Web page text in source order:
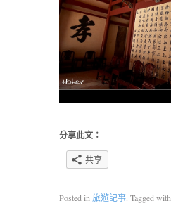
分享此文：
共享
Posted in 旅遊記事. Tagged with